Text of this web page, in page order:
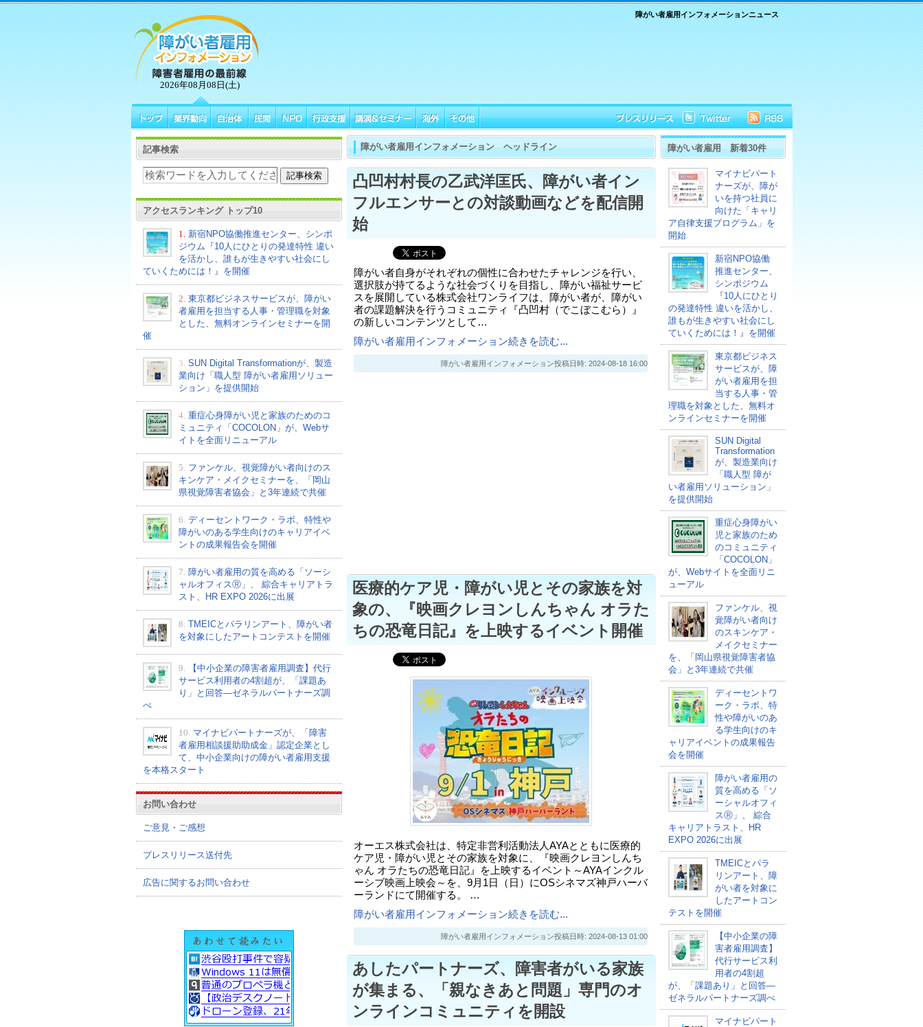
2026年08月08日(土)
障がい者雇用インフォメーションニュース
記事検索
アクセスランキング トップ10
1.
新宿NPO協働推進センター、シンポ
ジウム『10人にひとりの発達特性 違い
を活かし、誰もが生きやすい社会にし
ていくためには！』を開催
2. 東京都ビジネスサービスが、障がい
者雇用を担当する人事・管理職を対象
とした、無料オンラインセミナーを開
催
3. SUN Digital Transformationが、製造
業向け「職人型 障がい者雇用ソリュー
ション」を提供開始
4. 重症心身障がい児と家族のためのコ
ミュニティ「COCOLON」が、Webサ
イトを全面リニューアル
5. ファンケル、視覚障がい者向けのス
キンケア・メイクセミナーを、「岡山
県視覚障害者協会」と3年連続で共催
6. ディーセントワーク・ラボ、特性や
障がいのある学生向けのキャリアイベ
ントの成果報告会を開催
7. 障がい者雇用の質を高める「ソーシ
ャルオフィスⓇ」、 綜合キャリアトラ
スト、HR EXPO 2026に出展
8. TMEICとパラリンアート、障がい者
を対象にしたアートコンテストを開催
9.
【中小企業の障害者雇用調査】代行
サービス利用者の4割超が、「課題あ
り」と回答―ゼネラルパートナーズ調
べ
10. マイナビパートナーズが、「障害
者雇用相談援助助成金」認定企業とし
て、中小企業向けの障がい者雇用支援
を本格スタート
お問い合わせ
ご意見・ご感想
プレスリリース送付先
広告に関するお問い合わせ
障がい者雇用インフォメーション ヘッドライン
凸凹村村長の乙武洋匡氏、障がい者イン
フルエンサーとの対談動画などを配信開
始
障がい者自身がそれぞれの個性に合わせたチャレンジを行い、
選択肢が持てるような社会づくりを目指し、障がい福祉サービ
スを展開している株式会社ワンライフは、障がい者が、障がい
者の課題解決を行うコミュニティ『凸凹村（でこぼこむら）』
の新しいコンテンツとして…
障がい者雇用インフォメーション続きを読む...
障がい者雇用インフォメーション投稿日時: 2024-08-18 16:00
医療的ケア児・障がい児とその家族を対
象の、『映画クレヨンしんちゃん オラた
ちの恐竜日記』を上映するイベント開催
オーエス株式会社は、特定非営利活動法人AYAとともに医療的
ケア児・障がい児とその家族を対象に、『映画クレヨンしんち
ゃん オラたちの恐竜日記』を上映するイベント～AYAインクル
ーシブ映画上映会～を、9月1日（日）にOSシネマズ神戸ハーバ
ーランドにて開催する。 …
障がい者雇用インフォメーション続きを読む...
障がい者雇用インフォメーション投稿日時: 2024-08-13 01:00
あしたパートナーズ、障害者がいる家族
が集まる、「親なきあと問題」専門のオ
ンラインコミュニティを開設
障がい者雇用 新着30件
マイナビパート
ナーズが、障が
いを持つ社員に
向けた「キャリ
ア自律支援プログラム」を
開始
新宿NPO協働
推進センター、
シンポジウム
『10人にひとり
の発達特性 違いを活かし、
誰もが生きやすい社会にし
ていくためには！』を開催
東京都ビジネス
サービスが、障
がい者雇用を担
当する人事・管
理職を対象とした、無料オ
ンラインセミナーを開催
SUN Digital
Transformation
が、製造業向け
「職人型 障が
い者雇用ソリューション」
を提供開始
重症心身障がい
児と家族のため
のコミュニティ
「COCOLON」
が、Webサイトを全面リニ
ューアル
ファンケル、視
覚障がい者向け
のスキンケア・
メイクセミナー
を、「岡山県視覚障害者協
会」と3年連続で共催
ディーセントワ
ーク・ラボ、特
性や障がいのあ
る学生向けのキ
ャリアイベントの成果報告
会を開催
障がい者雇用の
質を高める「ソ
ーシャルオフィ
スⓇ」、 綜合
キャリアトラスト、HR
EXPO 2026に出展
TMEICとパラ
リンアート、障
がい者を対象に
したアートコン
テストを開催
【中小企業の障
害者雇用調査】
代行サービス利
用者の4割超
が、「課題あり」と回答―
ゼネラルパートナーズ調べ
マイナビパート